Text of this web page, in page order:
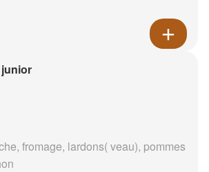
fromage, lardons( veau), pommes